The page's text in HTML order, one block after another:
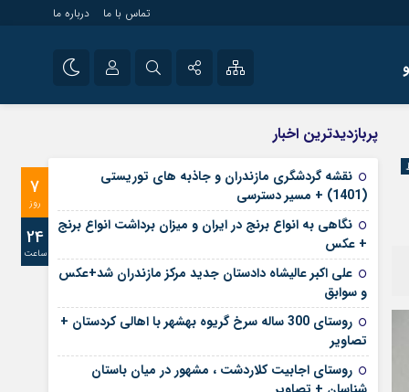
تماس با ما درباره ما
آپارات
رمز عبور
مرا به خاطر بسپار
راه اندازی سایت و
سایت های خبری و
پربازدیدترین اخبار
7
روز
24
ساعت
نقشه گردشگری مازندران و جاذبه های توریستی
(1401) + مسیر دسترسی
نگاهی به انواع برنج در ایران و میزان برداشت انواع برنج
+ عکس
علی‌ اکبر عالیشاه دادستان جدید مرکز مازندران شد+عکس
و سوابق
روستای 300 ساله سرخ ‌گریوه بهشهر با اهالی کردستان +
تصاویر
روستای اجابیت کلاردشت ، مشهور در میان باستان